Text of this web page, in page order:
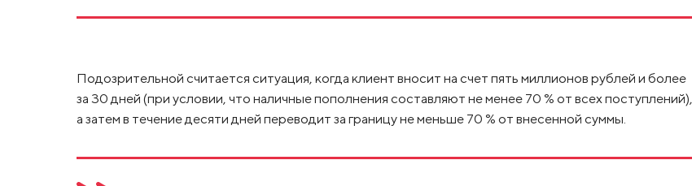
Подозрительной считается ситуация, когда клиент вносит на счет пять миллионов рублей и более
за 30 дней (при условии, что наличные пополнения составляют не менее 70 % от всех поступлений),
а затем в течение десяти дней переводит за границу не меньше 70 % от внесенной суммы.